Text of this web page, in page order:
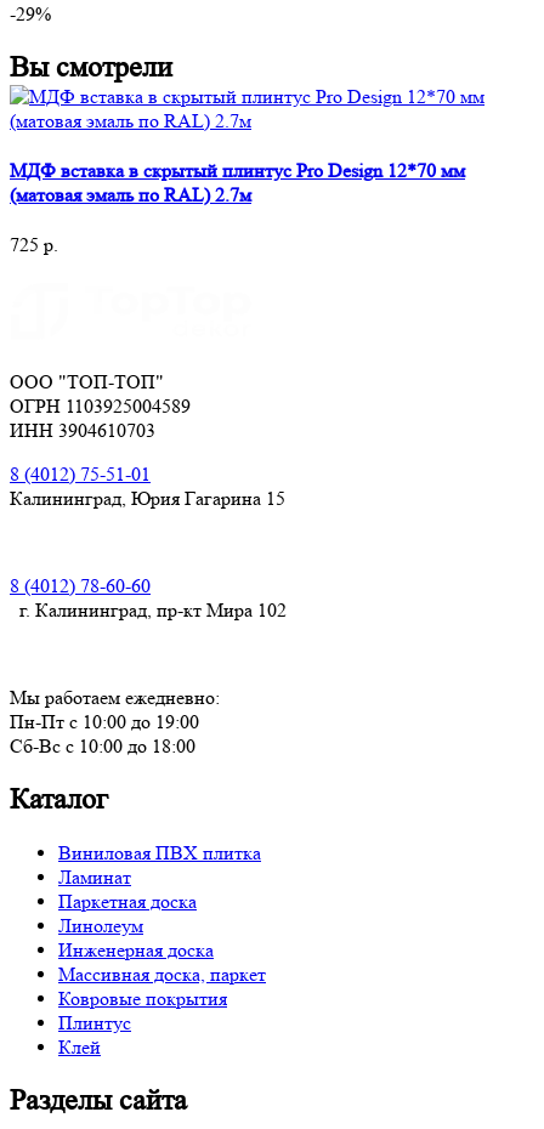
-29%
Вы смотрели
МДФ вставка в скрытый плинтус Pro Design 12*70 мм
(матовая эмаль по RAL) 2.7м
725 р.
ООО "ТОП-ТОП"
ОГРН 1103925004589
ИНН 3904610703
8 (4012) 75-51-01
Калининград, Юрия Гагарина 15
8 (4012) 78-60-60
г. Калининград, пр-кт Мира 102
Мы работаем ежедневно:
Пн-Пт с 10:00 до 19:00
Сб-Вс с 10:00 до 18:00
Каталог
Виниловая ПВХ плитка
Ламинат
Паркетная доска
Линолеум
Инженерная доска
Массивная доска, паркет
Ковровые покрытия
Плинтус
Клей
Разделы сайта